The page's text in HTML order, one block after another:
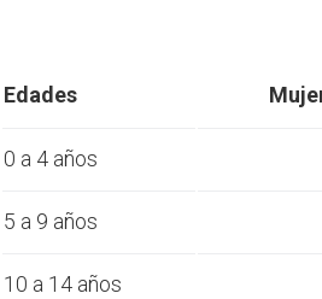
Edades
0 a 4 años
5 a 9 años
10 a 14 años